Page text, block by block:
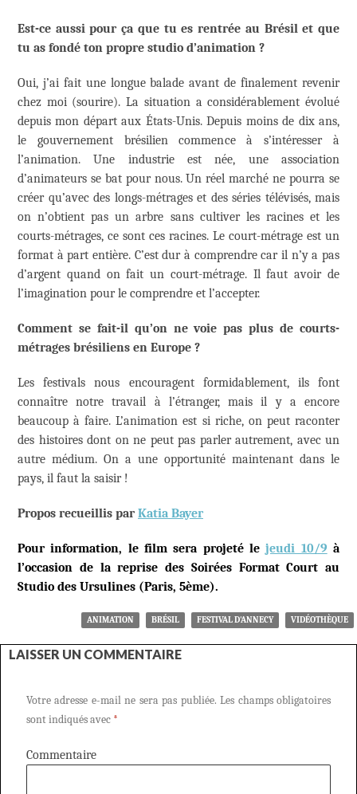
Est-ce aussi pour ça que tu es rentrée au Brésil et que
tu as fondé ton propre studio d’animation ?
Oui, j’ai fait une longue balade avant de finalement revenir
chez moi (sourire). La situation a considérablement évolué
depuis mon départ aux États-Unis. Depuis moins de dix ans,
le gouvernement brésilien commence à s’intéresser à
l’animation. Une industrie est née, une association
d’animateurs se bat pour nous. Un réel marché ne pourra se
créer qu’avec des longs-métrages et des séries télévisés, mais
on n’obtient pas un arbre sans cultiver les racines et les
courts-métrages, ce sont ces racines. Le court-métrage est un
format à part entière. C’est dur à comprendre car il n’y a pas
d’argent quand on fait un court-métrage. Il faut avoir de
l’imagination pour le comprendre et l’accepter.
Comment se fait-il qu’on ne voie pas plus de courts-
métrages brésiliens en Europe ?
Les festivals nous encouragent formidablement, ils font
connaître notre travail à l’étranger, mais il y a encore
beaucoup à faire. L’animation est si riche, on peut raconter
des histoires dont on ne peut pas parler autrement, avec un
autre médium. On a une opportunité maintenant dans le
pays, il faut la saisir !
Propos recueillis par Katia Bayer
Pour information, le film sera projeté lejeudi 10/9 à
l’occasion de la reprise des Soirées Format Court au
Studio des Ursulines (Paris, 5ème).
ANIMATION BRÉSIL FESTIVAL D'ANNECY VIDÉOTHÈQUE
LAISSER UN COMMENTAIRE
Votre adresse e-mail ne sera pas publiée. Les champs obligatoires
sont indiqués avec *
Commentaire